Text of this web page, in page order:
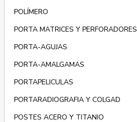
POLÍMERO
PORTA MATRICES Y PERFORADORES
PORTA-AGUJAS
PORTA-AMALGAMAS
PORTAPELICULAS
PORTARADIOGRAFIA Y COLGAD
POSTES ACERO Y TITANIO